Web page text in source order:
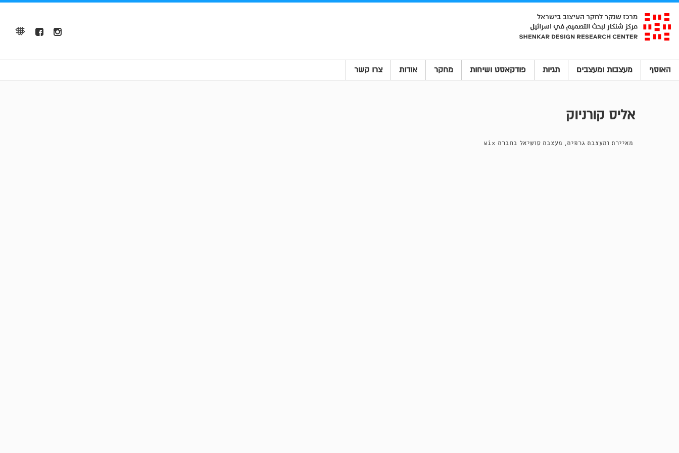
האוסף מעצבות ומעצבים תגיות פודקאסט ושיחות מחקר אודות צרו קשר
אליס קורניוק
מאיירת ומעצבת גרפית, מעצבת סושיאל בחברת wix